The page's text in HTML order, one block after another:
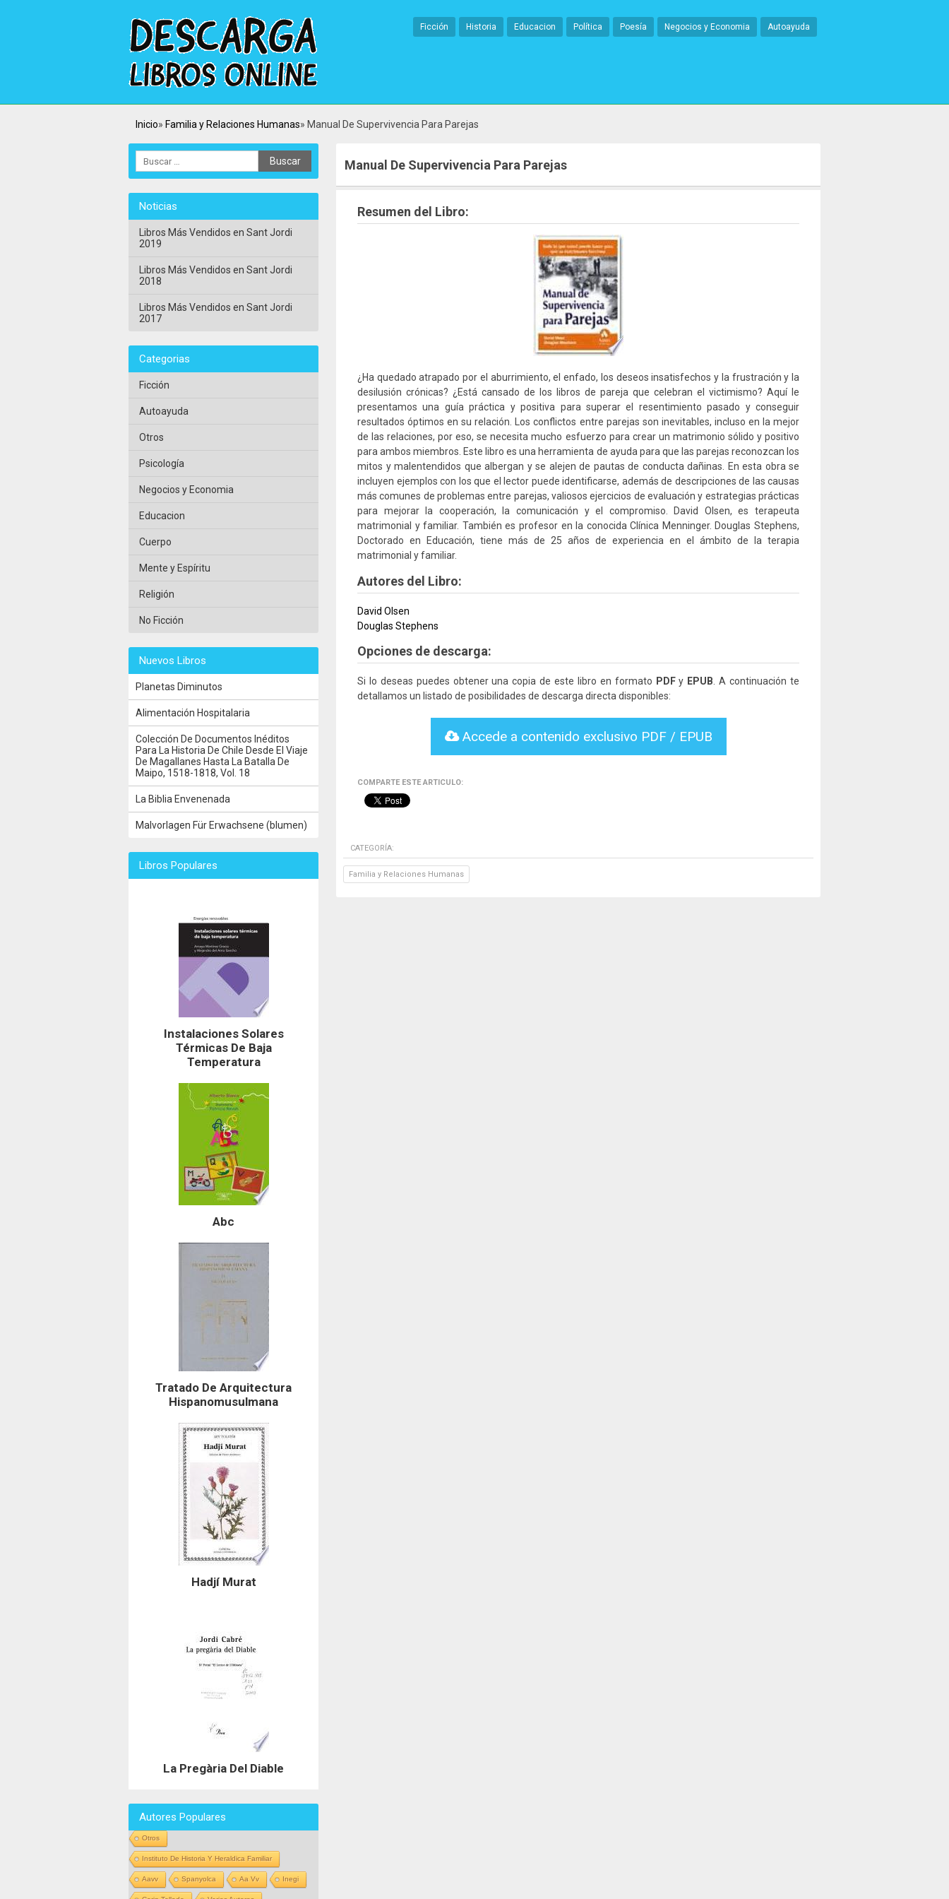
Ficción Historia Educacion Política Poesía Negocios y Economia Autoayuda
Inicio Familia y Relaciones Humanas Manual De Supervivencia Para Parejas
Manual De Supervivencia Para Parejas
Resumen del Libro:
¿Ha quedado atrapado por el aburrimiento, el enfado, los deseos insatisfechos y la frustración y la
desilusión crónicas? ¿Está cansado de los libros de pareja que celebran el victimismo? Aquí le
presentamos una guía práctica y positiva para superar el resentimiento pasado y conseguir
resultados óptimos en su relación. Los conflictos entre parejas son inevitables, incluso en la mejor
de las relaciones, por eso, se necesita mucho esfuerzo para crear un matrimonio sólido y positivo
para ambos miembros. Este libro es una herramienta de ayuda para que las parejas reconozcan los
mitos y malentendidos que albergan y se alejen de pautas de conducta dañinas. En esta obra se
incluyen ejemplos con los que el lector puede identificarse, además de descripciones de las causas
más comunes de problemas entre parejas, valiosos ejercicios de evaluación y estrategias prácticas
para mejorar la cooperación, la comunicación y el compromiso. David Olsen, es terapeuta
matrimonial y familiar. También es profesor en la conocida Clínica Menninger. Douglas Stephens,
Doctorado en Educación, tiene más de 25 años de experiencia en el ámbito de la terapia
matrimonial y familiar.
Autores del Libro:
David Olsen
Douglas Stephens
Opciones de descarga:
Si lo deseas puedes obtener una copia de este libro en formato PDFy EPUB . A continuación te
detallamos un listado de posibilidades de descarga directa disponibles:
Accede a contenido exclusivo PDF / EPUB
COMPARTE ESTE ARTICULO:
CATEGORÍA:
Familia y Relaciones Humanas
Noticias
Libros Más Vendidos en Sant Jordi
2019
Libros Más Vendidos en Sant Jordi
2018
Libros Más Vendidos en Sant Jordi
2017
Categorias
Ficción
Autoayuda
Otros
Psicología
Negocios y Economia
Educacion
Cuerpo
Mente y Espíritu
Religión
No Ficción
Nuevos Libros
Planetas Diminutos
Alimentación Hospitalaria
Colección De Documentos Inéditos
Para La Historia De Chile Desde El Viaje
De Magallanes Hasta La Batalla De
Maipo, 1518-1818, Vol. 18
La Biblia Envenenada
Malvorlagen Für Erwachsene (blumen)
Libros Populares
Instalaciones Solares
Térmicas De Baja
Temperatura
Abc
Tratado De Arquitectura
Hispanomusulmana
Hadjí Murat
La Pregària Del Diable
Autores Populares
Otros
Instituto De Historia Y Heraldica Familiar
Aavv Spanyolca Aa Vv Inegi